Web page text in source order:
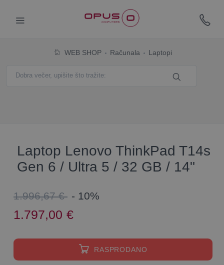
WEB SHOP Računala Laptopi
Laptop Lenovo ThinkPad T14s
Gen 6 / Ultra 5 / 32 GB / 14"
1.996,67 € - 10%
1.797,00 €
RASPRODANO